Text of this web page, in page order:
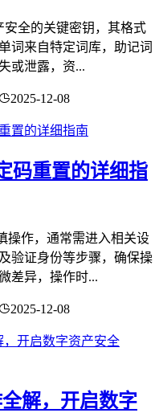
安全的关键密钥，其格式
词来自特定词库，助记词
或泄露，资...
2025-12-08
码重置的详细指
操作，通常需进入相关设
验证身份等步骤，确保操
差异，操作时...
2025-12-08
解，开启数字